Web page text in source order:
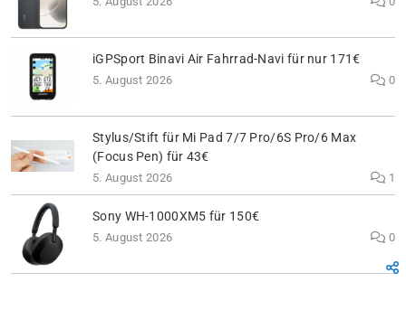
iGPSport Binavi Air Fahrrad-Navi für nur 171€
5. August 2026 0
Stylus/Stift für Mi Pad 7/7 Pro/6S Pro/6 Max
(Focus Pen) für 43€
5. August 2026 1
Sony WH-1000XM5 für 150€
5. August 2026 0